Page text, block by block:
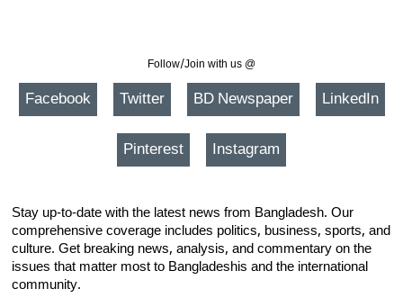
Follow/Join with us @
Facebook Twitter BD Newspaper LinkedIn
Pinterest Instagram
Stay up-to-date with the latest news from Bangladesh. Our
comprehensive coverage includes politics, business, sports, and
culture. Get breaking news, analysis, and commentary on the
issues that matter most to Bangladeshis and the international
community.